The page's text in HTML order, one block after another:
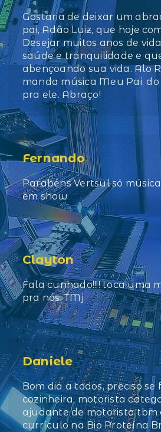
Gostaria de deixar um
pai, Adão Luiz, que hoje
Desejar muitos anos de
saúde e tranquilidade e
abençoando sua vida. Alo
manda música Meu Pai,
pra ele. Abraço!
Fernando
Parabéns Vertsul só
em show
Clayton
Fala cunhado!!!! toca uma
pra nós, TMj
Daniele
Bom dia a todos, preciso se
cozinheira, motorista
ajudante de motorista tbm
currículo na Bio Proteína